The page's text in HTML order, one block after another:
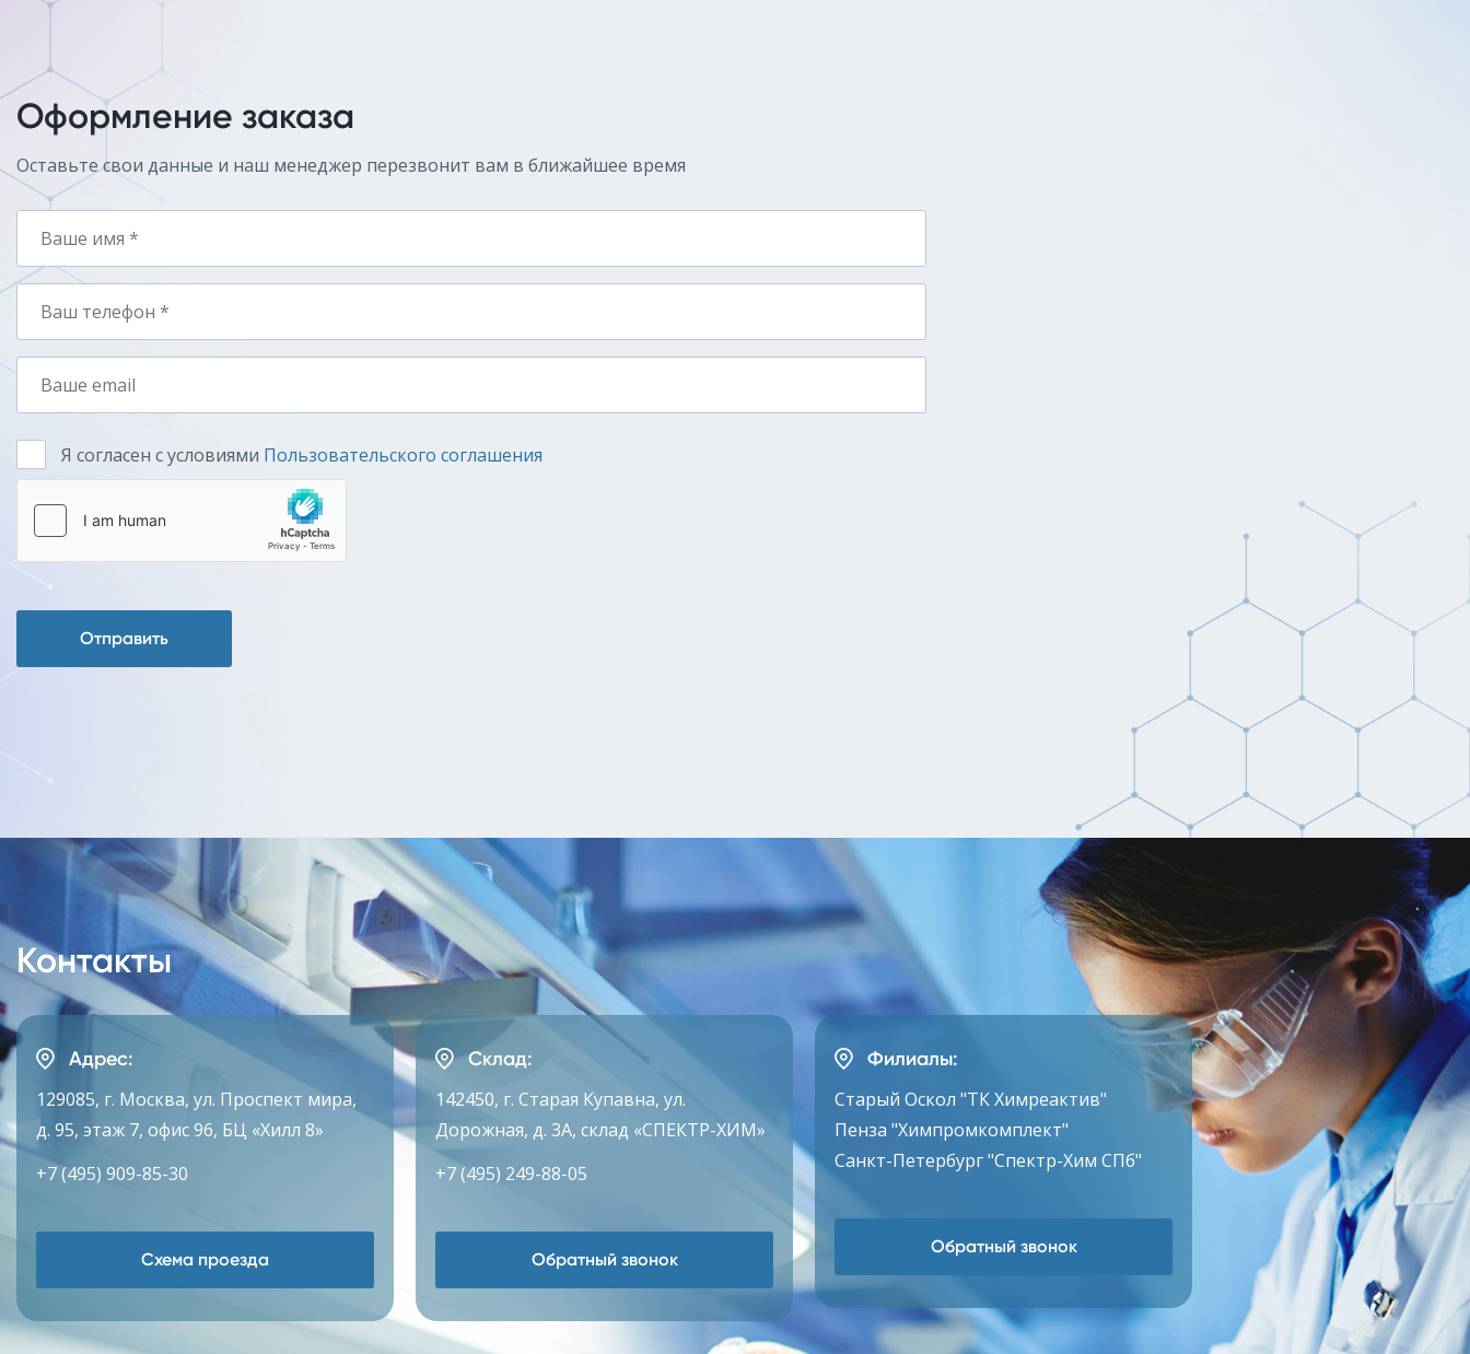
Оформление заказа
Оставьте свои данные и наш менеджер перезвонит вам в ближайшее время
Я согласен с условиями Пользовательского соглашения
Отправить
Контакты
Адрес:
129085, г. Москва, ул. Проспект мира,
д. 95, этаж 7, офис 96, БЦ «Хилл 8»
+7 (495) 909-85-30
Схема проезда
Склад:
142450, г. Старая Купавна, ул.
Дорожная, д. 3А, склад «СПЕКТР-ХИМ»
+7 (495) 249-88-05
Обратный звонок
Филиалы:
Старый Оскол "ТК Химреактив"
Пенза "Химпромкомплект"
Санкт-Петербург "Спектр-Хим СПб"
Обратный звонок